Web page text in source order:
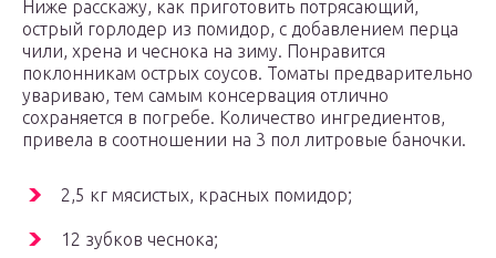
Ниже расскажу, как приготовить потрясающий,
острый горлодер из помидор, с добавлением перца
чили, хрена и чеснока на зиму. Понравится
поклонникам острых соусов. Томаты предварительно
увариваю, тем самым консервация отлично
сохраняется в погребе. Количество ингредиентов,
привела в соотношении на 3 пол литровые баночки.
2,5 кг мясистых, красных помидор;
12 зубков чеснока;